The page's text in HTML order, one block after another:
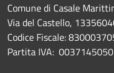
Comune di Casale
Via del Castello,
Codice Fiscale:
Partita IVA: